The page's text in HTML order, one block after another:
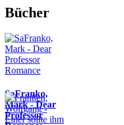
Bücher
SaFranko,
Mark - Dear
Professor